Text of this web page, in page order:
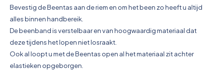
Bevestig de Beentas aan de riem en om het been zo heeft u altijd
alles binnen handbereik.
De beenband is verstelbaar en van hoogwaardig materiaal dat
deze tijdens het lopen niet losraakt.
Ook al loopt u met de Beentas open al het materiaal zit achter
elastieken opgeborgen.